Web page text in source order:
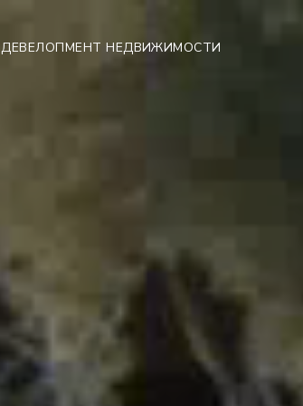
ДЕВЕЛОПМЕНТ НЕДВИЖИМОСТИ